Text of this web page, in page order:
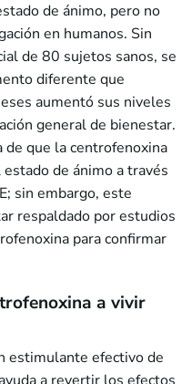
de ánimo, pero no
en humanos. Sin
de 80 sujetos sanos, se
diferente que
aumentó sus niveles
general de bienestar.
de que la centrofenoxina
de ánimo a través
sin embargo, este
respaldado por estudios
para confirmar
a vivir
estimulante efectivo de